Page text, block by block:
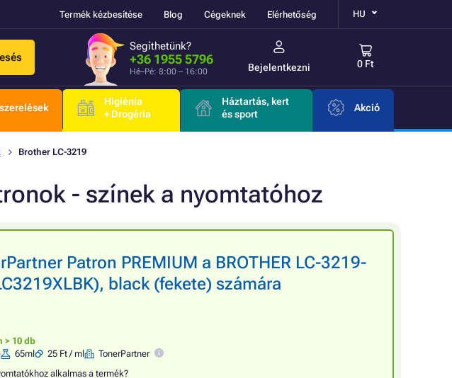
Termék kézbesítése Blog Cégeknek Elérhetőség HU
Segíthetünk?
+36 1955 5796
Hé–Pé: 8:00 – 16:00 Bejelentkezni 0 Ft
Higiénia
+ Drogéria
Háztartás, kert
és sport
Akció
Brother LC-3219
- színek a nyomtatóhoz
Patron PREMIUM a BROTHER LC-3219-
black (fekete) számára
> 10 db
65ml 25 Ft / ml
TonerPartner
alkalmas a termék?